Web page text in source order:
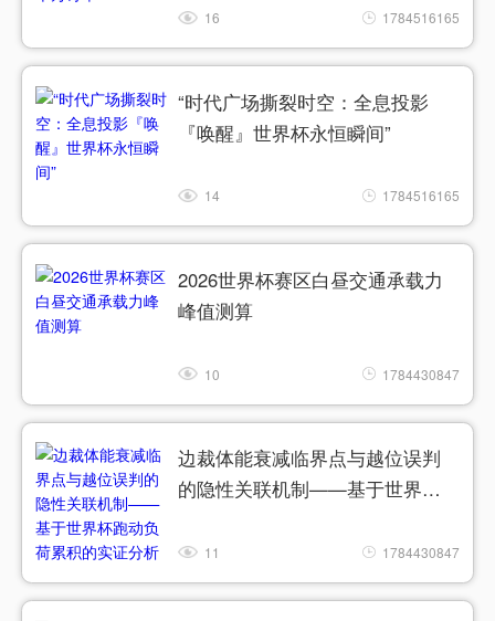
16 1784516165
“时代广场撕裂时空：全息投影
『唤醒』世界杯永恒瞬间”
14 1784516165
2026世界杯赛区白昼交通承载力
峰值测算
10 1784430847
边裁体能衰减临界点与越位误判
的隐性关联机制——基于世界杯
11 1784430847